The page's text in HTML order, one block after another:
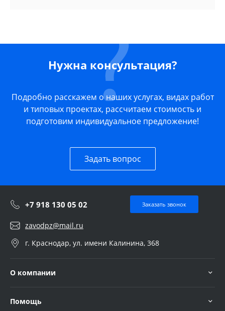
Нужна консультация?
Подробно расскажем о наших услугах, видах работ
и типовых проектах, рассчитаем стоимость и
подготовим индивидуальное предложение!
Задать вопрос
+7 918 130 05 02 Заказать звонок
zavodpz@mail.ru
г. Краснодар, ул. имени Калинина, 368
О компании
Помощь